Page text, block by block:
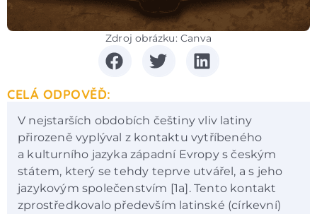
Zdroj obrázku: Canva
CELÁ ODPOVĚĎ:
V nejstarších obdobích češtiny vliv latiny
přirozeně vyplýval z kontaktu vytříbeného
a kulturního jazyka západní Evropy s českým
státem, který se tehdy teprve utvářel, a s jeho
jazykovým společenstvím [1a]. Tento kontakt
zprostředkovalo především latinské (církevní)